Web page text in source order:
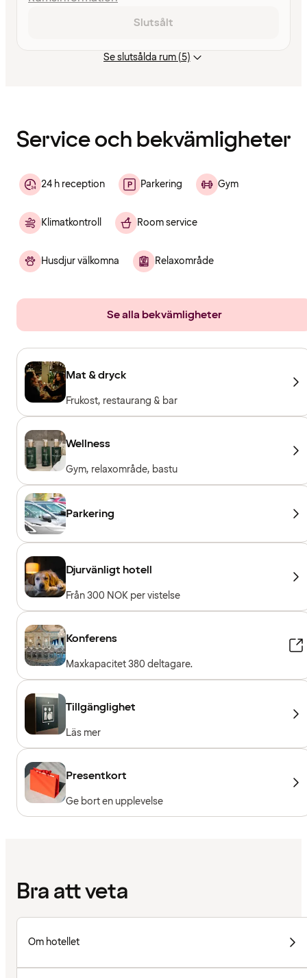
Slutsålt
Se slutsålda rum (5)
Service och bekvämligheter
24 h reception Parkering Gym
Klimatkontroll Room service
Husdjur välkomna Relaxområde
Se alla bekvämligheter
Mat & dryck
Frukost, restaurang & bar
Wellness
Gym, relaxområde, bastu
Parkering
Djurvänligt hotell
Från 300 NOK per vistelse
Konferens
Maxkapacitet 380 deltagare.
Tillgänglighet
Läs mer
Presentkort
Ge bort en upplevelse
Bra att veta
Om hotellet